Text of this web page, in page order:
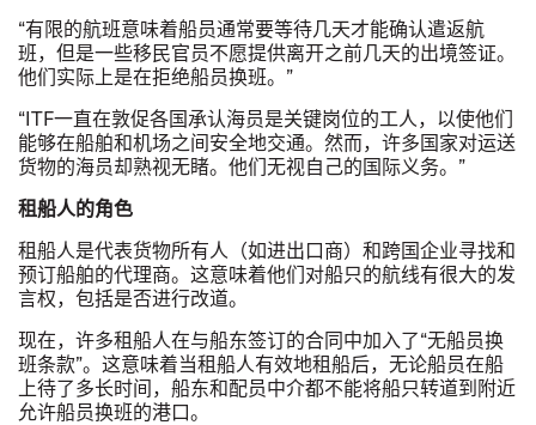
“有限的航班意味着船员通常要等待几天才能确认遣返航
班，但是一些移民官员不愿提供离开之前几天的出境签证。
他们实际上是在拒绝船员换班。 ”
“ITF一直在敦促各国承认海员是关键岗位的工人，以使他们
能够在船舶和机场之间安全地交通。然而，许多国家对运送
货物的海员却熟视无睹。他们无视自己的国际义务。 ”
租船人的角色
租船人是代表货物所有人（如进出口商）和跨国企业寻找和
预订船舶的代理商。这意味着他们对船只的航线有很大的发
言权，包括是否进行改道。
现在，许多租船人在与船东签订的合同中加入了“无船员换
班条款”。这意味着当租船人有效地租船后，无论船员在船
上待了多长时间，船东和配员中介都不能将船只转道到附近
允许船员换班的港口。